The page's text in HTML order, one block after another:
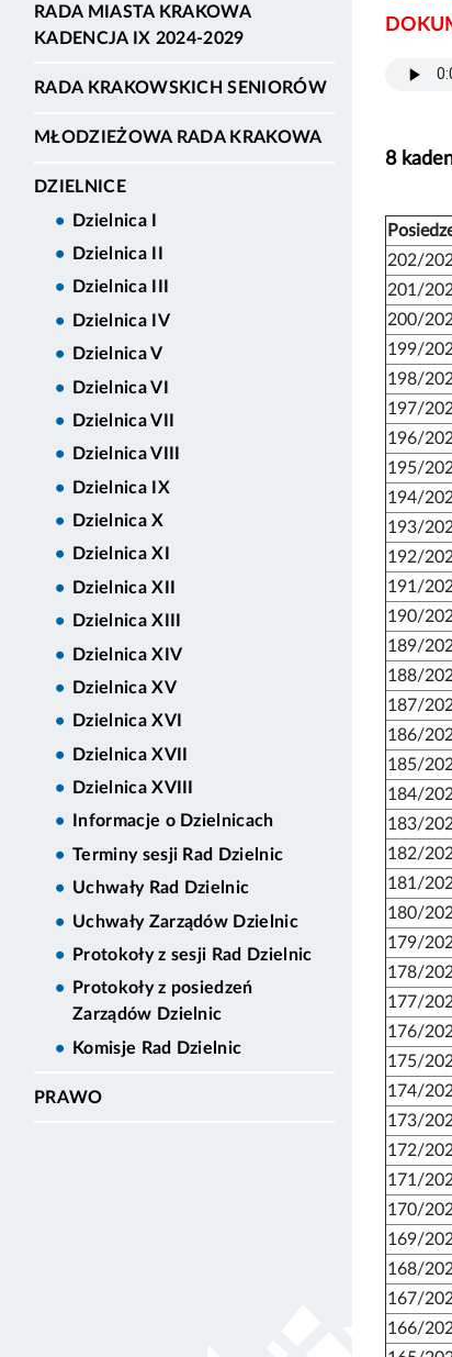
RADA MIASTA KRAKOWA
KADENCJA IX 2024-2029
RADA KRAKOWSKICH SENIORÓW
MŁODZIEŻOWA RADA KRAKOWA
DZIELNICE
Dzielnica I
Dzielnica II
Dzielnica III
Dzielnica IV
Dzielnica V
Dzielnica VI
Dzielnica VII
Dzielnica VIII
Dzielnica IX
Dzielnica X
Dzielnica XI
Dzielnica XII
Dzielnica XIII
Dzielnica XIV
Dzielnica XV
Dzielnica XVI
Dzielnica XVII
Dzielnica XVIII
Informacje o Dzielnicach
Terminy sesji Rad Dzielnic
Uchwały Rad Dzielnic
Uchwały Zarządów Dzielnic
Protokoły z sesji Rad Dzielnic
Protokoły z posiedzeń
Zarządów Dzielnic
Komisje Rad Dzielnic
PRAWO
8
202/
201/
200/
199/
198/
197/
196/
195/
194/
193/
192/
191/
190/
189/
188/
187/
186/
185/
184/
183/
182/
181/
180/
179/
178/
177/
176/
175/
174/
173/
172/
171/
170/
169/
168/
167/
166/